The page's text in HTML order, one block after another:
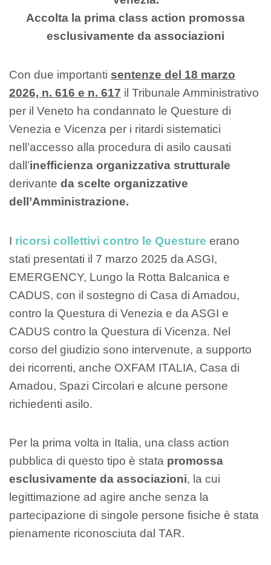
Accolta la prima class action promossa
esclusivamente da associazioni
Con due importanti sentenze del 18 marzo
2026, n. 616 e n. 617 il Tribunale Amministrativo
per il Veneto ha condannato le Questure di
Venezia e Vicenza per i ritardi sistematici
nell’accesso alla procedura di asilo causati
dall’inefficienza organizzativa strutturale
derivante da scelte organizzative
dell’Amministrazione.
I ricorsi collettivi contro le Questure erano
stati presentati il 7 marzo 2025 da ASGI,
EMERGENCY, Lungo la Rotta Balcanica e
CADUS, con il sostegno di Casa di Amadou,
contro la Questura di Venezia e da ASGI e
CADUS contro la Questura di Vicenza. Nel
corso del giudizio sono intervenute, a supporto
dei ricorrenti, anche OXFAM ITALIA, Casa di
Amadou, Spazi Circolari e alcune persone
richiedenti asilo.
Per la prima volta in Italia, una class action
pubblica di questo tipo è stata promossa
esclusivamente da associazioni, la cui
legittimazione ad agire anche senza la
partecipazione di singole persone fisiche è stata
pienamente riconosciuta dal TAR.